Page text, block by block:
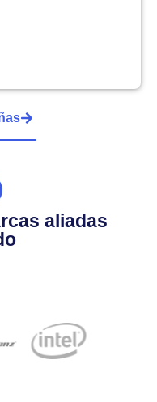
aliadas